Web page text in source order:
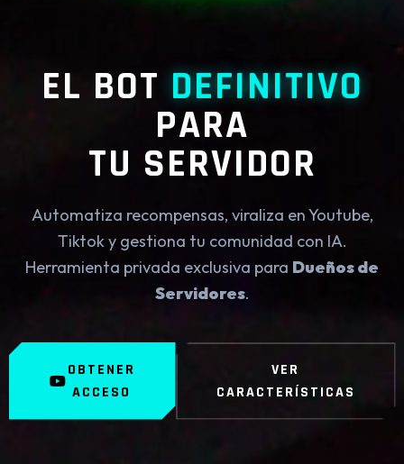
EL BOT DEFINITIVO
PARA
TU SERVIDOR
Automatiza recompensas, viraliza en Youtube,
Tiktok y gestiona tu comunidad con IA.
Herramienta privada exclusiva para Dueños de
Servidores.
OBTENER
ACCESO
VER
CARACTERÍSTICAS